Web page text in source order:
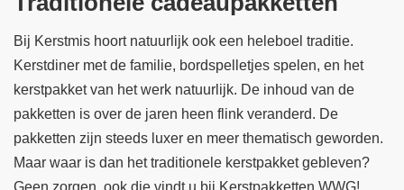
Bij Kerstmis hoort natuurlijk ook een heleboel traditie.
Kerstdiner met de familie, bordspelletjes spelen, en het
kerstpakket van het werk natuurlijk. De inhoud van de
pakketten is over de jaren heen flink veranderd. De
pakketten zijn steeds luxer en meer thematisch geworden.
Maar waar is dan het traditionele kerstpakket gebleven?
Geen zorgen, ook die vindt u bij Kerstpakketten WWG!